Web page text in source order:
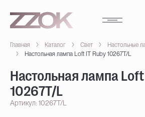
Главная Каталог Свет
Настольные
Настольная лампа Loft IT Ruby 10267T/L
Настольная лампа
10267T/L
Артикул: 10267T/L